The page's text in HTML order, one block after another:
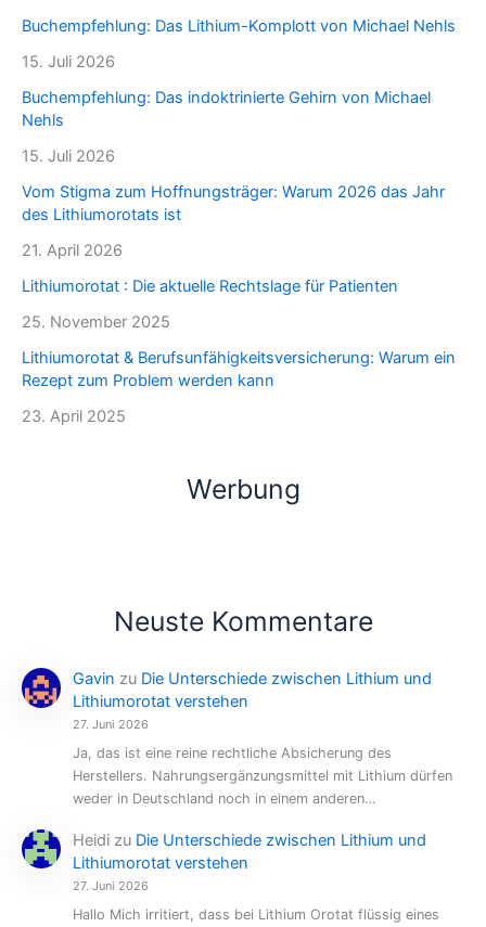
Buchempfehlung: Das Lithium-Komplott von Michael Nehls
15. Juli 2026
Buchempfehlung: Das indoktrinierte Gehirn von Michael
Nehls
15. Juli 2026
Vom Stigma zum Hoffnungsträger: Warum 2026 das Jahr
des Lithiumorotats ist
21. April 2026
Lithiumorotat : Die aktuelle Rechtslage für Patienten
25. November 2025
Lithiumorotat & Berufsunfähigkeitsversicherung: Warum ein
Rezept zum Problem werden kann
23. April 2025
Werbung
Neuste Kommentare
Gavin zu Die Unterschiede zwischen Lithium und
Lithiumorotat verstehen
27. Juni 2026
Ja, das ist eine reine rechtliche Absicherung des
Herstellers. Nahrungsergänzungsmittel mit Lithium dürfen
weder in Deutschland noch in einem anderen…
Heidi zu Die Unterschiede zwischen Lithium und
Lithiumorotat verstehen
27. Juni 2026
Hallo Mich irritiert, dass bei Lithium Orotat flüssig eines